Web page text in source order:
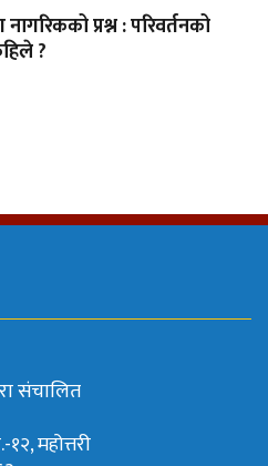
प्रश्न : परिवर्तनको
?
संचालित
महोत्तरी